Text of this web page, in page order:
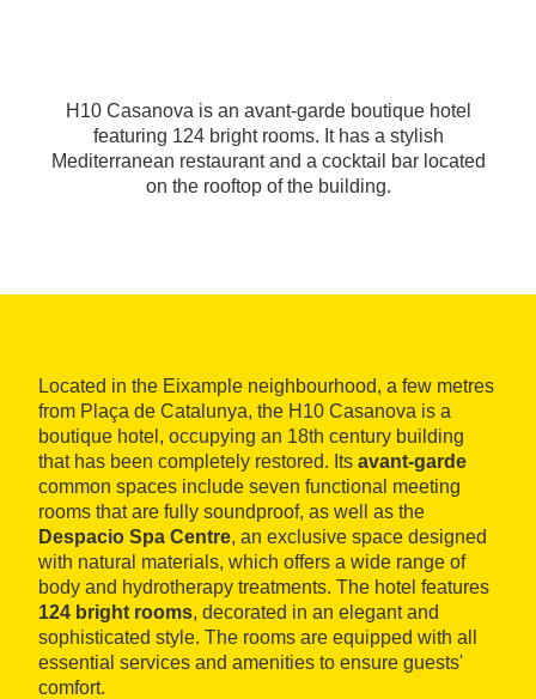
H10 Casanova is an avant-garde boutique hotel
featuring 124 bright rooms. It has a stylish
Mediterranean restaurant and a cocktail bar located
on the rooftop of the building.
Located in the Eixample neighbourhood, a few metres
from Plaça de Catalunya, the H10 Casanova is a
boutique hotel, occupying an 18th century building
that has been completely restored. Its avant-garde
common spaces include seven functional meeting
rooms that are fully soundproof, as well as the
Despacio Spa Centre, an exclusive space designed
with natural materials, which offers a wide range of
body and hydrotherapy treatments. The hotel features
124 bright rooms, decorated in an elegant and
sophisticated style. The rooms are equipped with all
essential services and amenities to ensure guests'
comfort.